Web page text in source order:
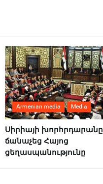
Armenian media Media
Սիրիայի խորհրդարանը
ճանաչեց Հայոց
ցեղասպանությունը